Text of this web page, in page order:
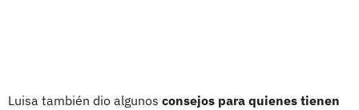
Luisa también dio algunos consejos para quienes tienen